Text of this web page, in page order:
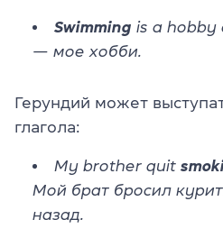
Swimming is a
— мое хобби.
Герундий может
глагола:
My brother quit
Мой брат бросил
назад.